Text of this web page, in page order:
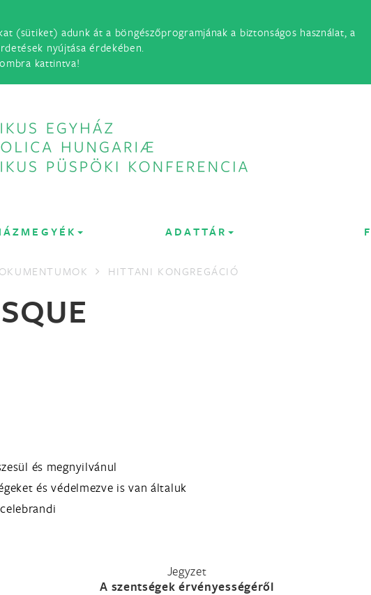
(sütiket) adunk át a böngészőprogramjának a biztonságos használat, a
nyújtása érdekében.
kattintva!
ADATTÁR
HITTANI KONGREGÁCIÓ
és megnyilvánul
és védelmezve is van általuk
Jegyzet
A szentségek érvényességéről